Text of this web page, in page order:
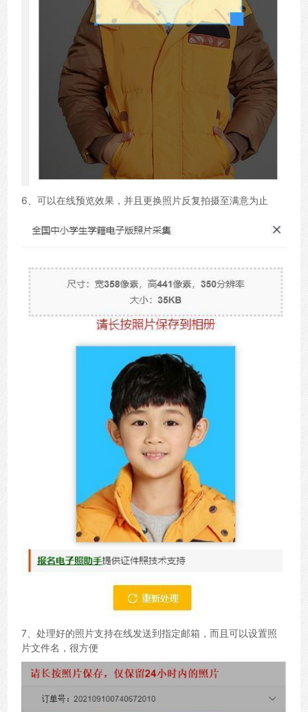
6、可以在线预览效果，并且更换照片反复拍摄至满意为止
7、处理好的照片支持在线发送到指定邮箱，而且可以设置照
片文件名，很方便